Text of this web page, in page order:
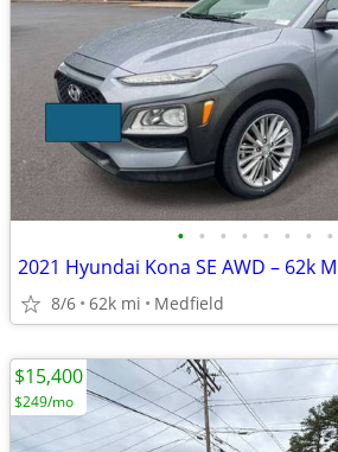
• • • • • • • •
8/6 62k mi Medfield
$15,400
$249/mo